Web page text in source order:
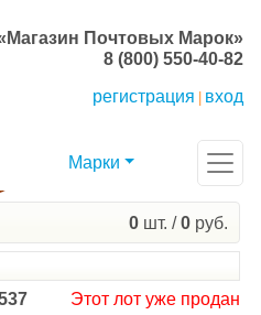
Почтовых Марок»
8 (800) 550-40-82
регистрация
вход
Марки
0 шт. /0 руб.
Этот лот уже продан